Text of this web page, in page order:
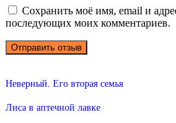
Сохранить моё имя, email и
последующих моих комментариев.
Неверный. Его вторая семья
Лиса в аптечной лавке